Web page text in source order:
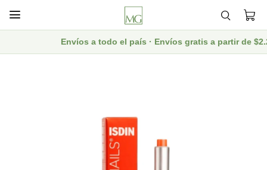

Envíos a todo el país · Envíos gratis a partir de